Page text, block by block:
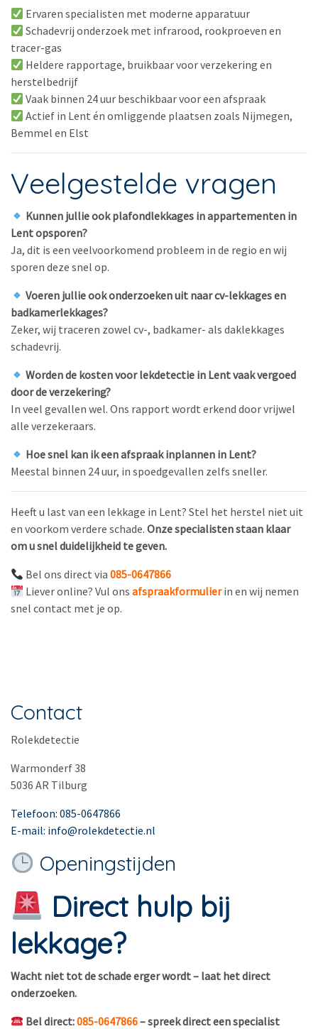
Ervaren specialisten met moderne apparatuur
Schadevrij onderzoek met infrarood, rookproeven en
tracer-gas
Heldere rapportage, bruikbaar voor verzekering en
herstelbedrijf
Vaak binnen 24 uur beschikbaar voor een afspraak
Actief in Lent én omliggende plaatsen zoals Nijmegen,
Bemmel en Elst
Veelgestelde vragen
Kunnen jullie ook plafondlekkages in appartementen in
Lent opsporen?
Ja, dit is een veelvoorkomend probleem in de regio en wij
sporen deze snel op.
Voeren jullie ook onderzoeken uit naar cv-lekkages en
badkamerlekkages?
Zeker, wij traceren zowel cv-, badkamer- als daklekkages
schadevrij.
Worden de kosten voor lekdetectie in Lent vaak vergoed
door de verzekering?
In veel gevallen wel. Ons rapport wordt erkend door vrijwel
alle verzekeraars.
Hoe snel kan ik een afspraak inplannen in Lent?
Meestal binnen 24 uur, in spoedgevallen zelfs sneller.
Heeft u last van een lekkage in Lent? Stel het herstel niet uit
en voorkom verdere schade. Onze specialisten staan klaar
om u snel duidelijkheid te geven.
Bel ons direct via085-0647866
Liever online? Vul onsafspraakformulierin en wij nemen
snel contact met je op.
Contact
Rolekdetectie
Warmonderf 38
5036 AR Tilburg
Telefoon: 085-0647866
E-mail: info@rolekdetectie.nl
Openingstijden
Direct hulp bij
lekkage?
Wacht niet tot de schade erger wordt – laat het direct
onderzoeken.
Bel direct:085-0647866– spreek direct een specialist